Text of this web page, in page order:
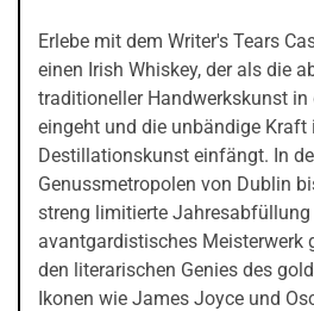
Erlebe mit dem Writer's Tears
einen Irish Whiskey, der als die
traditioneller Handwerkskunst in
eingeht und die unbändige Kraft
Destillationskunst einfängt. In
Genussmetropolen von Dublin
streng limitierte
avantgardistisches Meisterwerk
den literarischen Genies des
Ikonen wie James Joyce und